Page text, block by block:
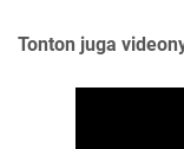
Tonton juga